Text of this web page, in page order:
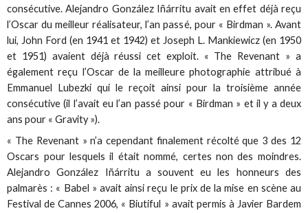
consécutive. Alejandro González Iñárritu avait en effet déjà reçu
l’Oscar du meilleur réalisateur, l’an passé, pour « Birdman ». Avant
lui, John Ford (en 1941 et 1942) et Joseph L. Mankiewicz (en 1950
et 1951) avaient déjà réussi cet exploit. « The Revenant » a
également reçu l’Oscar de la meilleure photographie attribué à
Emmanuel Lubezki qui le reçoit ainsi pour la troisième année
consécutive (il l’avait eu l’an passé pour « Birdman » et il y a deux
ans pour « Gravity »).
« The Revenant » n’a cependant finalement récolté que 3 des 12
Oscars pour lesquels il était nommé, certes non des moindres.
Alejandro González Iñárritu a souvent eu les honneurs des
palmarès : « Babel » avait ainsi reçu le prix de la mise en scène au
Festival de Cannes 2006, « Biutiful » avait permis à Javier Bardem